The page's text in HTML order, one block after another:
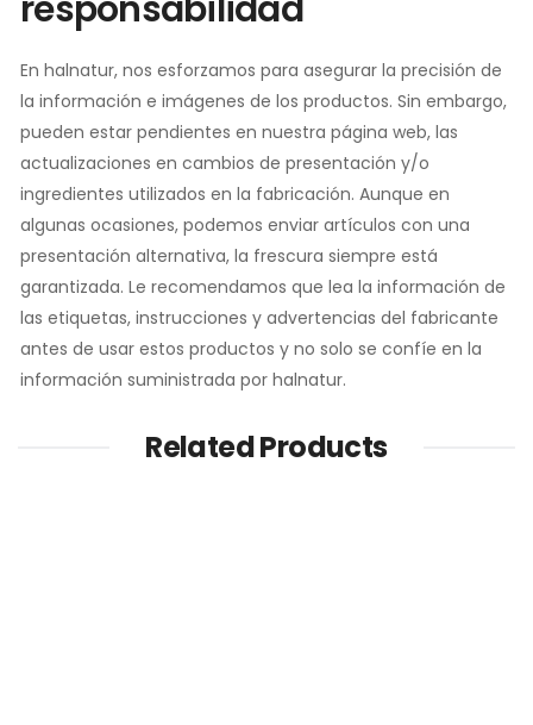
En halnatur, nos esforzamos para asegurar la precisión de
la información e imágenes de los productos. Sin embargo,
pueden estar pendientes en nuestra página web, las
actualizaciones en cambios de presentación y/o
ingredientes utilizados en la fabricación. Aunque en
algunas ocasiones, podemos enviar artículos con una
presentación alternativa, la frescura siempre está
garantizada. Le recomendamos que lea la información de
las etiquetas, instrucciones y advertencias del fabricante
antes de usar estos productos y no solo se confíe en la
información suministrada por halnatur.
Related Products